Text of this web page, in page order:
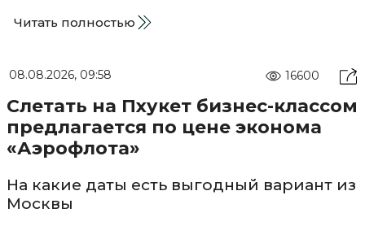
Читать полностью
08.08.2026, 09:58 16600
Слетать на Пхукет бизнес-классом
предлагается по цене эконома
«Аэрофлота»
На какие даты есть выгодный вариант из
Москвы